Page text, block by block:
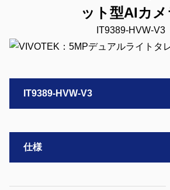
ット型AIカメ
IT9389-HVW-V3
IT9389-HVW-V3
仕様